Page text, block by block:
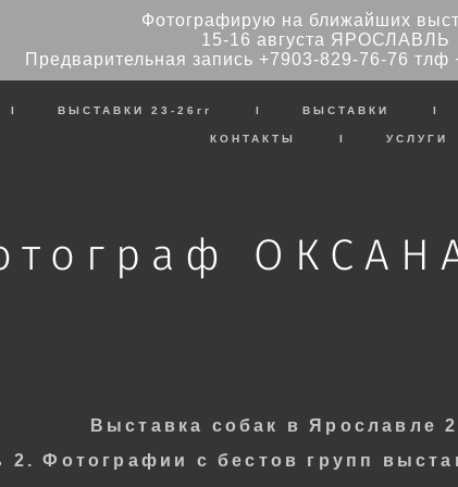
Фотографирую на ближайших
15-16 августа ЯРОСЛАВЛЬ
Предварительная запись +7903-829-76-76 тлф
I ВЫСТАВКИ 23-26гг I ВЫСТАВКИ I
КОНТАКТЫ I УСЛУГИ
Выставка собак в Ярославле
2. Фотографии с бестов групп